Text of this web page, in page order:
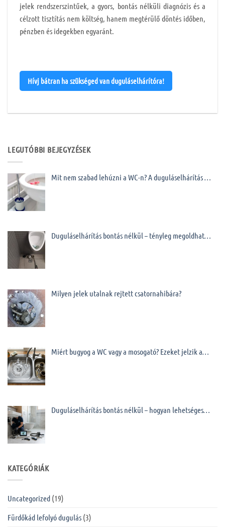
jelek rendszerszintűek, a gyors, bontás nélküli diagnózis és a
célzott tisztítás nem költség, hanem megtérülő döntés időben,
pénzben és idegekben egyaránt.
Hívj bátran ha szükséged van duguláselhárítóra!
LEGUTÓBBI BEJEGYZÉSEK
Mit nem szabad lehúzni a WC-n? A duguláselhárítás …
Duguláselhárítás bontás nélkül – tényleg megoldhat…
Milyen jelek utalnak rejtett csatornahibára?
Miért bugyog a WC vagy a mosogató? Ezeket jelzik a…
Duguláselhárítás bontás nélkül – hogyan lehetséges…
KATEGÓRIÁK
Uncategorized (19)
Fürdőkád lefolyó dugulás (3)